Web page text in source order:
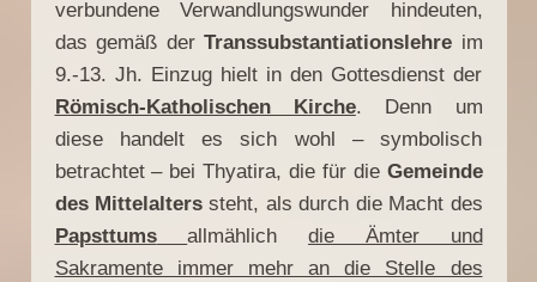
verbundene Verwandlungswunder hindeuten,
das gemäß der Transsubstantiationslehre im
9.-13. Jh. Einzug hielt in den Gottesdienst der
Römisch-Katholischen Kirche. Denn um
diese handelt es sich wohl – symbolisch
betrachtet – bei Thyatira, die für die Gemeinde
des Mittelalterssteht, als durch die Macht des
Papsttums
allmählich die Ämter und
Sakramente immer mehr an die Stelle des